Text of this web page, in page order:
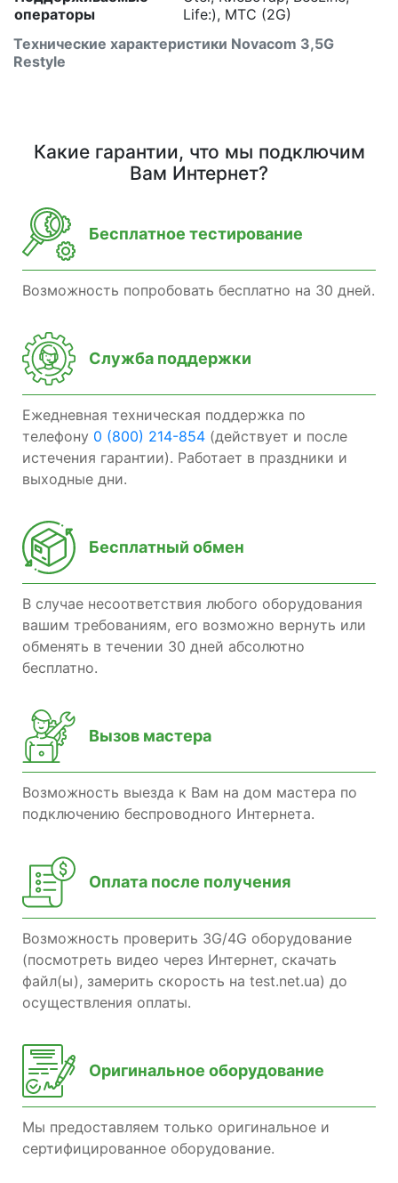
Технические характеристики Novacom 3,5G
Restyle
операторы
Life:), MTC (2G)
Какие гарантии, что мы подключим
Вам Интернет?
Бесплатное тестирование
Возможность попробовать бесплатно на 30 дней.
Служба поддержки
Ежедневная техническая поддержка по
телефону 0 (800) 214-854 (действует и после
истечения гарантии). Работает в праздники и
выходные дни.
Бесплатный обмен
В случае несоответствия любого оборудования
вашим требованиям, его возможно вернуть или
обменять в течении 30 дней абсолютно
бесплатно.
Вызов мастера
Возможность выезда к Вам на дом мастера по
подключению беспроводного Интернета.
Оплата после получения
Возможность проверить 3G/4G оборудование
(посмотреть видео через Интернет, скачать
файл(ы), замерить скорость на test.net.ua) до
осуществления оплаты.
Оригинальное оборудование
Мы предоставляем только оригинальное и
сертифицированное оборудование.